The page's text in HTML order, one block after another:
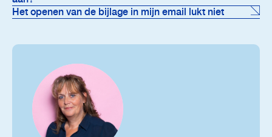
Het openen van de bijlage in mijn email lukt niet